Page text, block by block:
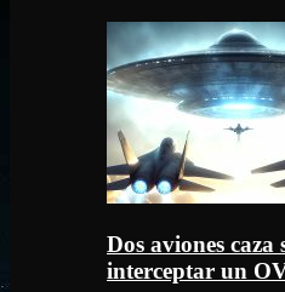
Dos aviones caza
interceptar un